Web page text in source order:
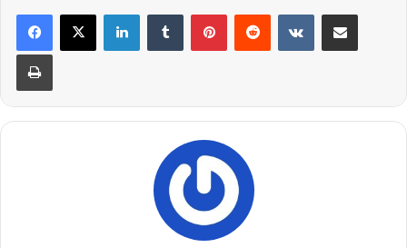
LinkedInTumblr PinterestReddit VKontakteCompartir por correo
Imprimir